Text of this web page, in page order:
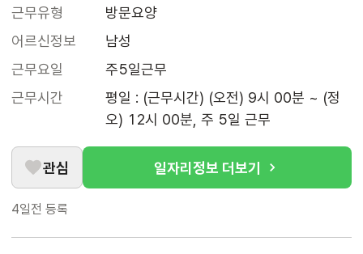
근무유형
방문요양
어르신정보
남성
근무요일
주5일근무
근무시간
평일 : (근무시간) (오전) 9시 00분 ~ (정
오) 12시 00분, 주 5일 근무
관심 일자리정보 더보기
4일전 등록